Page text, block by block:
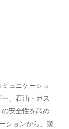
ュニケーショ
、石油・ガス
安全性を高め
ションから、製